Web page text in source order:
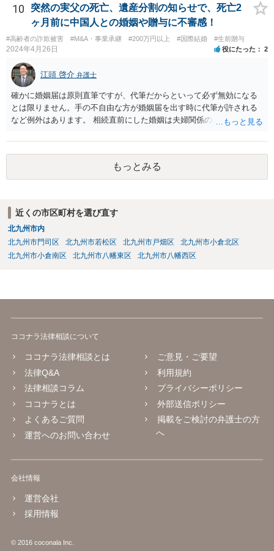
応をしたのでしょうか。それであれば、場合によっては税理士限りで
の対応はありえるかもしれません。ただそうすると、もともとの申告
の不備の是正ということになるので、報酬が発生するものかどうかと
いう問題はあるかも知れません。 あらためて、問い合わせをした方が
よいかもしれません。
10
突然の実父の死亡、遺産分割の知らせで、死亡2
ヶ月前に中国人との婚姻や贈与に不審感！
#高齢者の詐欺被害 #M&A・事業承継 #200万円以上 #国際結婚 #生前贈与
2024年4月26日 役にたった 2
江頭 啓介 弁護士
確かに婚姻届は原則直筆ですが、代筆だからといって必ず無効になる
とは限りません。手の不自由な方が婚姻届を出す時に代筆が許される
など例外はあります。 相続直前にした婚姻は夫婦関係の形成を目的と
わかりません、分かりやすく解説していただけませんでしょうか？ →
婚姻が成立するには二つの要素が必要と言われております。一つは届
出ですが、もう一つは双方の婚姻意思です。 婚姻意思は、夫婦として
相互に助け合いながら生活していく意思というとイメージしやすいか
めに配偶者という立場を得ることが主な目的となります。 したがっ
て、形式的に届出がなされたとしても、双方は夫婦生活を営む意思が
ないので、婚姻意思はありません。 よって、婚姻は婚姻意思の欠如に
より、無効となります。
もっとみる
近くの市区町村を選び直す
北九州市内
北九州市門司区
北九州市若松区 北九州市戸畑区
北九州市小倉北区
北九州市小倉南区
北九州市八幡東区 北九州市八幡西区
ココナラ法律相談について
ココナラ法律相談とは
法律Q&A
法律相談コラム
ココナラとは
よくあるご質問
運営へのお問い合わせ
ご意見・ご要望
利用規約
プライバシーポリシー
外部送信ポリシー
掲載をご検討の弁護士の方
へ
会社情報
運営会社
採用情報
© 2016 coconala Inc.